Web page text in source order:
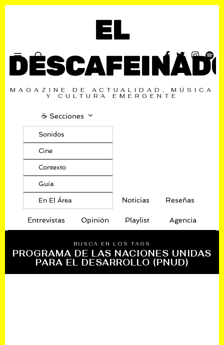
EL
MAGAZINE DE ACTUALIDAD, MÚSICA
Y CULTURA EMERGENTE
☕️ Secciones
Sonidos
Cine
Contexto
Guía
En El Área Noticias Reseñas
Entrevistas Opinión Playlist Agencia
BUSCA EN LOS TAGS
PROGRAMA DE LAS NACIONES UNIDAS
PARA EL DESARROLLO (PNUD)